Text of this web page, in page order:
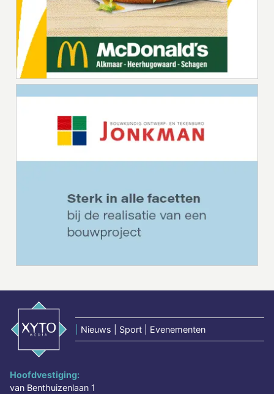
Nieuws | Sport | Evenementen
Hoofdvestiging:
van Benthuizenlaan 1